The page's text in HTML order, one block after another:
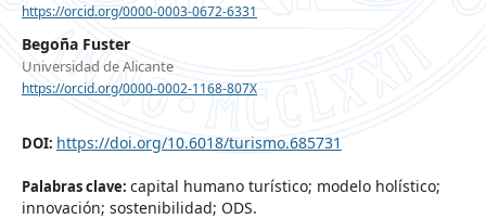
https://orcid.org/0000-0003-0672-6331
Begoña Fuster
Universidad de Alicante
https://orcid.org/0000-0002-1168-807X
DOI: https://doi.org/10.6018/turismo.685731
Palabras clave: capital humano turístico; modelo holístico;
innovación; sostenibilidad; ODS.